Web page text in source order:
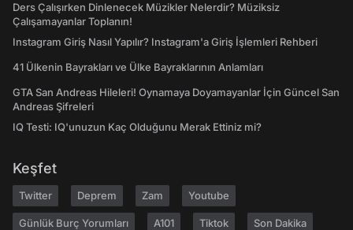
Ders Çalışırken Dinlenecek Müzikler Nelerdir? Müziksiz
Çalışamayanlar Toplanın!
Instagram Giriş Nasıl Yapılır? Instagram'a Giriş İşlemleri Rehberi
41 Ülkenin Bayrakları ve Ülke Bayraklarının Anlamları
GTA San Andreas Hileleri! Oynamaya Doyamayanlar İçin Güncel San
Andreas Şifreleri
IQ Testi: IQ'unuzun Kaç Olduğunu Merak Ettiniz mi?
Keşfet
Twitter Deprem Zam Youtube
Günlük Burç Yorumları A101 Tiktok Son Dakika